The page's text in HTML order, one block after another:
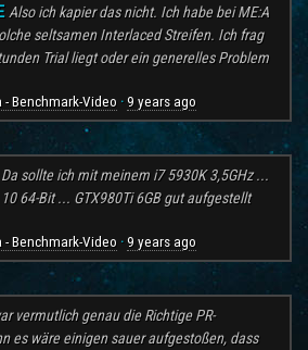
Also ich kapier das nicht. Ich habe bei ME:A
seltsamen Interlaced Streifen. Ich frag
Trial liegt oder ein generelles Problem
Benchmark-Video · 9 years ago
sollte ich mit meinem i7 5930K 3,5GHz ...
10 64-Bit ... GTX980Ti 6GB gut aufgestellt
Benchmark-Video · 9 years ago
vermutlich genau die Richtige PR-
es wäre einigen sauer aufgestoßen, dass